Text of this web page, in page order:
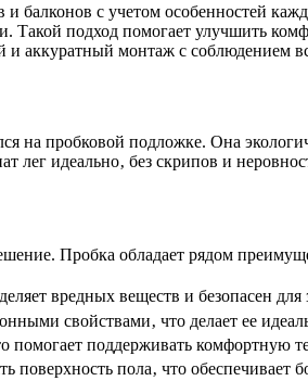
и балконов с учетом особенностей
Такой подход помогает улучшить
и аккуратный монтаж с соблюдением
на пробковой подложке. Она
лег идеально‚ без скрипов и
Пробка обладает рядом
вредных веществ и безопасен для
свойствами‚ что делает ее
помогает поддерживать комфортную
поверхность пола‚ что обеспечивает